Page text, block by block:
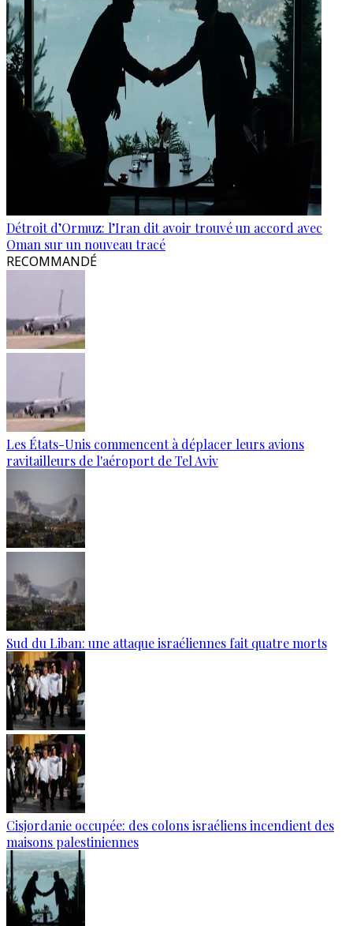
Détroit d’Ormuz: l’Iran dit avoir trouvé un accord avec
Oman sur un nouveau tracé
RECOMMANDÉ
Les États-Unis commencent à déplacer leurs avions
ravitailleurs de l'aéroport de Tel Aviv
Sud du Liban: une attaque israéliennes fait quatre morts
Cisjordanie occupée: des colons israéliens incendient des
maisons palestiniennes